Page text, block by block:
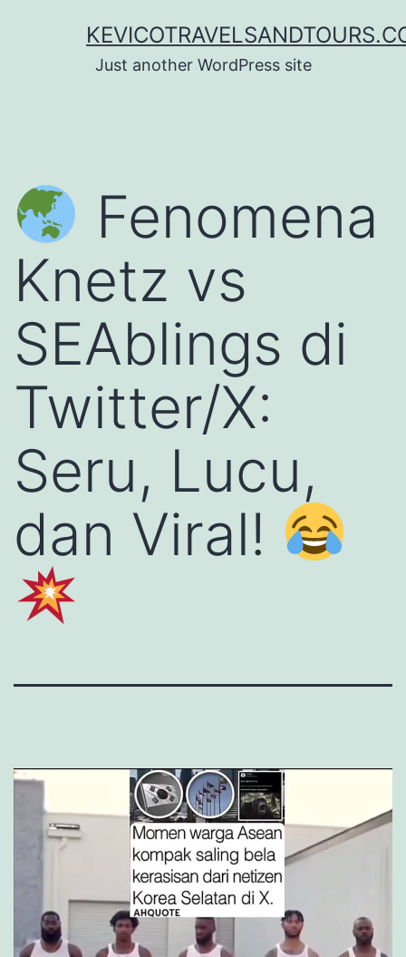
Just another WordPress site
Fenomena
Knetz vs
SEAblings di
Twitter/X:
Seru, Lucu,
dan Viral!